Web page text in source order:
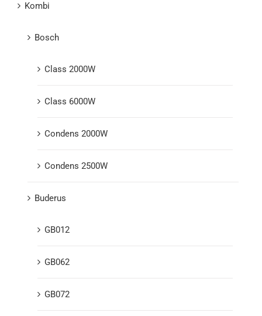
Kombi
Bosch
Class 2000W
Class 6000W
Condens 2000W
Condens 2500W
Buderus
GB012
GB062
GB072